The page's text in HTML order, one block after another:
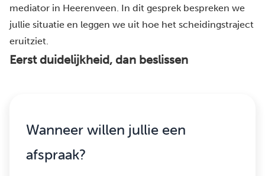
mediator in Heerenveen. In dit gesprek bespreken we
jullie situatie en leggen we uit hoe het scheidingstraject
eruitziet.
Eerst duidelijkheid, dan beslissen
Wanneer willen jullie een
afspraak?